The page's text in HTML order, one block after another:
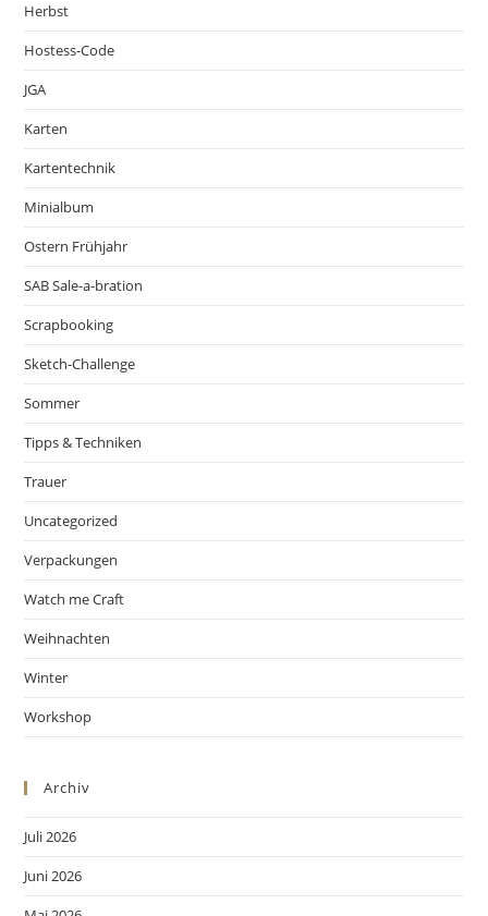
Herbst
Hostess-Code
JGA
Karten
Kartentechnik
Minialbum
Ostern Frühjahr
SAB Sale-a-bration
Scrapbooking
Sketch-Challenge
Sommer
Tipps & Techniken
Trauer
Uncategorized
Verpackungen
Watch me Craft
Weihnachten
Winter
Workshop
Archiv
Juli 2026
Juni 2026